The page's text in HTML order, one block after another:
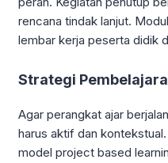
rencana tindak lanjut.
lembar kerja peserta didik
Strategi
Agar perangkat ajar
harus aktif dan
model project based